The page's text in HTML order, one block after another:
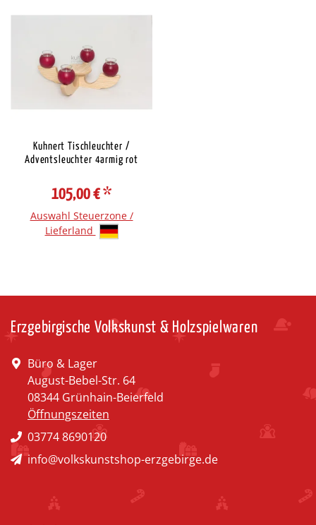
Kuhnert Tischleuchter /
Adventsleuchter 4armig rot
105,00 €*
Auswahl Steuerzone /
Lieferland
Erzgebirgische Volkskunst & Holzspielwaren
Büro & Lager
August-Bebel-Str. 64
08344 Grünhain-Beierfeld
Öffnungszeiten
03774 8690120
info@volkskunstshop-erzgebirge.de